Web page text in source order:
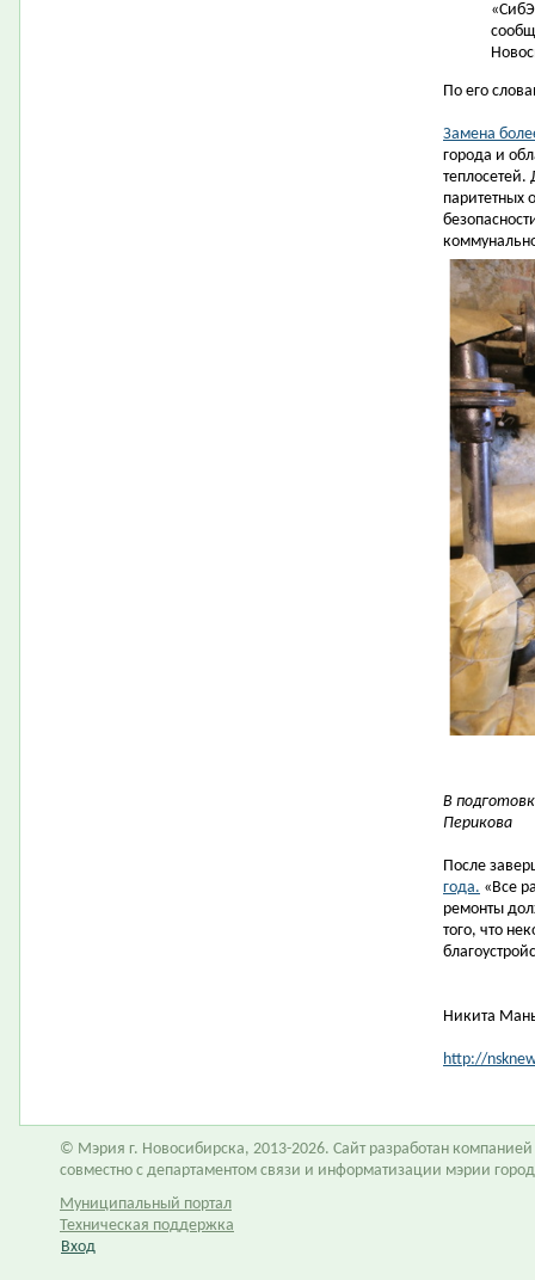
«
По его
Замена
города и
теплосетей.
паритетных
В
Перикова
После
года. «Все
ремонты
того, что
Никита
http://
© Мэрия г. Новосибирска, 2013-2026. Сайт разработан компанией
совместно с департаментом связи и информатизации мэрии
Муниципальный портал
Техническая поддержка
Вход